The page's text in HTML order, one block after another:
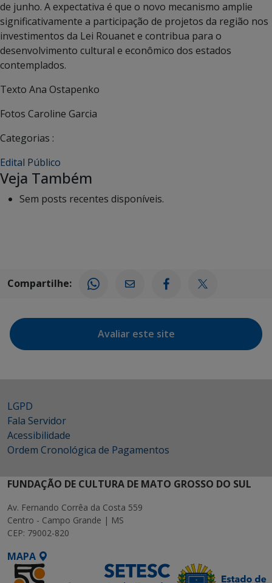
de junho. A expectativa é que o novo mecanismo amplie
significativamente a participação de projetos da região nos
investimentos da Lei Rouanet e contribua para o
desenvolvimento cultural e econômico dos estados
contemplados.
Texto Ana Ostapenko
Fotos Caroline Garcia
Categorias :
Edital Público
Veja Também
Sem posts recentes disponíveis.
Compartilhe:
Avaliar este site
LGPD
Fala Servidor
Acessibilidade
Ordem Cronológica de Pagamentos
FUNDAÇÃO DE CULTURA DE MATO GROSSO DO SUL
Av. Fernando Corrêa da Costa 559
Centro - Campo Grande | MS
CEP: 79002-820
MAPA